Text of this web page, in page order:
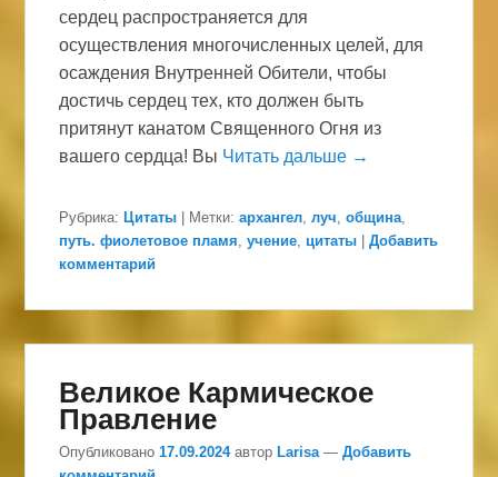
сердец распространяется для
осуществления многочисленных целей, для
осаждения Внутренней Обители, чтобы
достичь сердец тех, кто должен быть
притянут канатом Священного Огня из
вашего сердца! Вы Читать дальше →
Рубрика: Цитаты Метки: архангел ,луч ,община
путь. фиолетовое пламя ,учение цитаты |Добавить
комментарий
Великое Кармическое
Правление
Опубликовано17.09.2024 авторLarisa —Добавить